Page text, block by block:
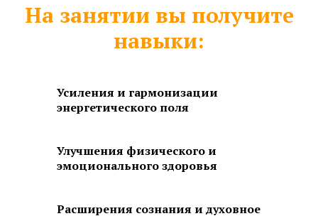
На занятии вы получите
навыки:
Усиления и гармонизации
энергетического поля
Улучшения физического и
эмоционального здоровья
Расширения сознания и духовное